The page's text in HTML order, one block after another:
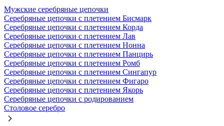
Мужские серебряные цепочки
Серебряные цепочки с плетением Бисмарк
Серебряные цепочки с плетением Корда
Серебряные цепочки с плетением Лав
Серебряные цепочки с плетением Нонна
Серебряные цепочки с плетением Панцирь
Серебряные цепочки с плетением Ромб
Серебряные цепочки с плетением Сингапур
Серебряные цепочки с плетением Фигаро
Серебряные цепочки с плетением Якорь
Серебряные цепочки с родированием
Столовое серебро